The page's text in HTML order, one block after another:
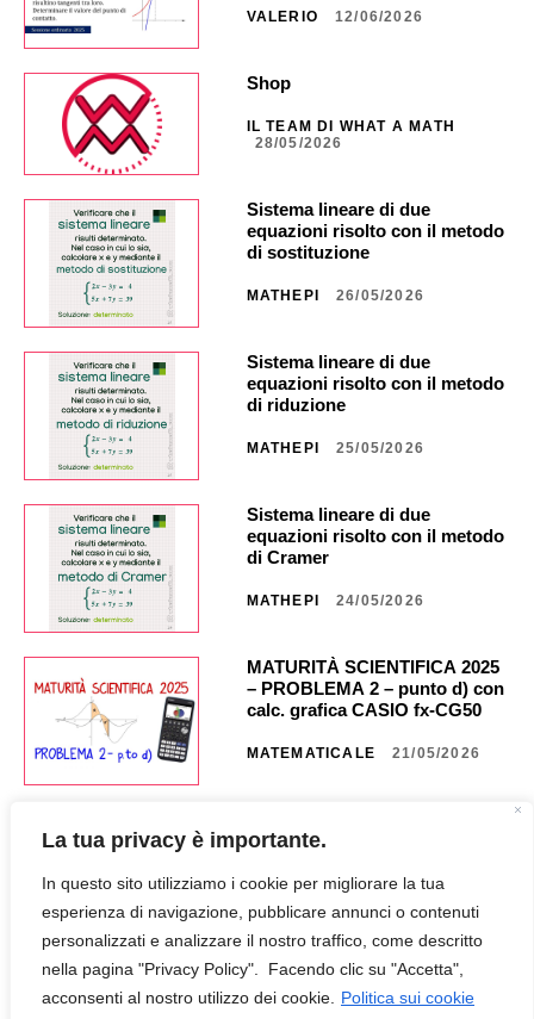
La tua privacy è importante.
In questo sito utilizziamo i cookie per migliorare la tua
esperienza di navigazione, pubblicare annunci o contenuti
personalizzati e analizzare il nostro traffico, come descritto
nella pagina "Privacy Policy". Facendo clic su "Accetta",
acconsenti al nostro utilizzo dei cookie.
Politica sui cookie
VALERIO 12/06/2026
Shop
IL TEAM DI WHAT A MATH
28/05/2026
Sistema lineare di due
equazioni risolto con il metodo
di sostituzione
MATHEPI 26/05/2026
Sistema lineare di due
equazioni risolto con il metodo
di riduzione
MATHEPI 25/05/2026
Sistema lineare di due
equazioni risolto con il metodo
di Cramer
MATHEPI 24/05/2026
MATURITÀ SCIENTIFICA 2025
– PROBLEMA 2 – punto d) con
calc. grafica CASIO fx-CG50 _
MATEMATICALE 21/05/2026
– PROBLEMA 2 – punto c) con
NA35 _ CG849
MATEMATICALE 18/05/2026
MATURITÀ SCIENTIFICA 2025
– PROBLEMA 2 – punto b) con